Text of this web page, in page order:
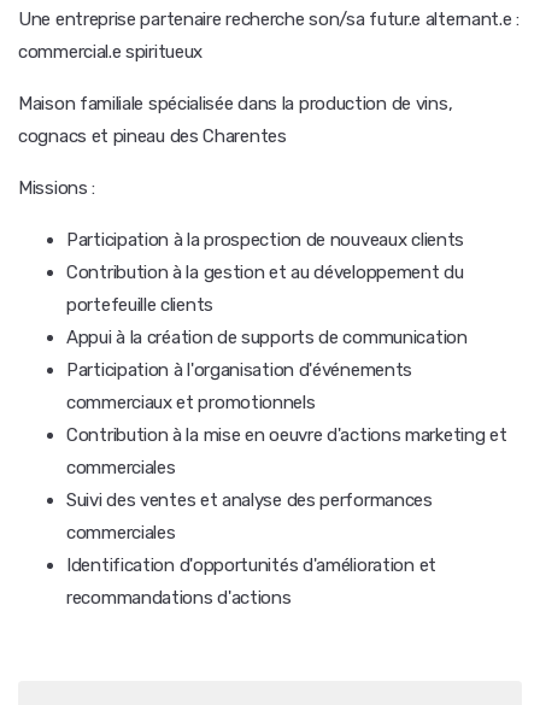
Une entreprise partenaire recherche son/sa futur.e alternant.e :
commercial.e spiritueux
Maison familiale spécialisée dans la production de vins,
cognacs et pineau des Charentes
Missions :
Participation à la prospection de nouveaux clients
Contribution à la gestion et au développement du
portefeuille clients
Appui à la création de supports de communication
Participation à l'organisation d'événements
commerciaux et promotionnels
Contribution à la mise en oeuvre d'actions marketing et
commerciales
Suivi des ventes et analyse des performances
commerciales
Identification d'opportunités d'amélioration et
recommandations d'actions